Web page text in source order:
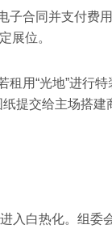
子合同并支付费
展位。
用“光地”进行
提交给主场搭建
入白热化。组委